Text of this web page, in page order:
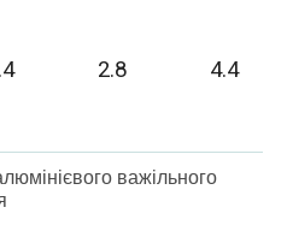
2.8 4.4
важільного